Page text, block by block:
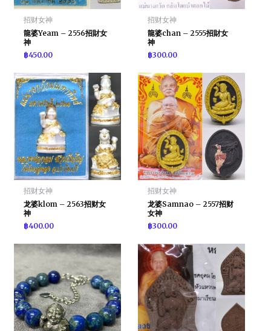
招财女神
龍婆Yeam – 2556招財女
神
฿450.00
招财女神
龍婆chan – 2555招財女
神
฿300.00
招财女神
龙婆klom – 2563招财女
神
฿400.00
招财女神
龙婆Samnao – 2557招财
女神
฿300.00